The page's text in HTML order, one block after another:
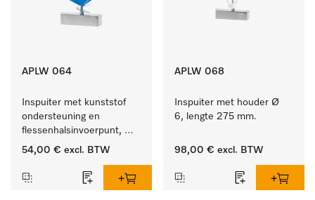
APLW 064
Inspuiter met kunststof
ondersteuning en
flessenhalsinvoerpunt,
ster, Ø 6, lengte 225 mm.
54,00 € excl. BTW
APLW 068
Inspuiter met houder Ø
6, lengte 275 mm.
98,00 € excl. BTW